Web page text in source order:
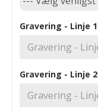
Gravering - Linje 1
Gravering - Linje 2